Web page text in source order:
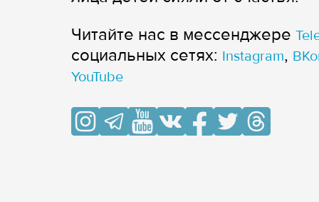
Читайте нас в мессенджере
cоциальных сетях: Instagram,
YouTube